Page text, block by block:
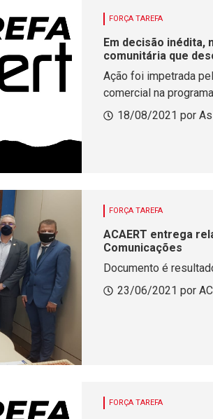
FORÇA TAREFA
Em decisão inédita,
comunitária que
Ação foi impetrada
comercial na
18/08/2021 por
FORÇA TAREFA
ACAERT entrega
Comunicações
Documento é
23/06/2021 por
FORÇA TAREFA